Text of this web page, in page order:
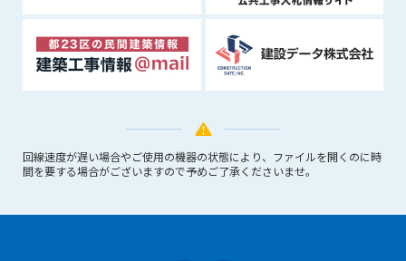
回線速度が遅い場合やご使用の機器の状態により、ファイルを開くのに時
間を要する場合がございますので予めご了承くださいませ。
できるものとします。これに起因する会員または他の第三者が
被った損害について管理者は､一切の責任をも負わないものと
します。
第9条（会員の個人情報）
会員の氏名、住所、性別、年齢、メールアドレスその他本サー
個人情報といいます）について、管理者は、以下の各号に該当
する場合を除き、第三者に開示または提供しないものとしま
す。
(2) 個々の会員を特定できない統計的な処理をした形式で第三